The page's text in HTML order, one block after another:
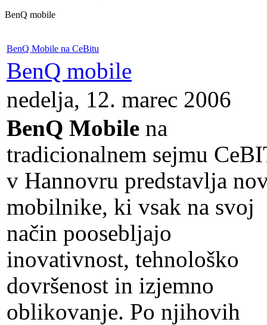
BenQ mobile
BenQ Mobile na CeBitu
BenQ mobile
nedelja, 12. marec 2006
BenQ Mobile na
tradicionalnem sejmu
v Hannovru predstavlja
mobilnike, ki vsak na svoj
način poosebljajo
inovativnost, tehnološko
dovršenost in izjemno
oblikovanje. Po njihovih